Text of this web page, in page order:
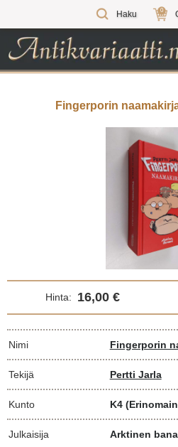
Haku 0
Fingerporin
Hinta: 16,00 €
Nimi Fingerporin
Tekijä Pertti Jarla
Kunto K4
Julkaisija Arktinen